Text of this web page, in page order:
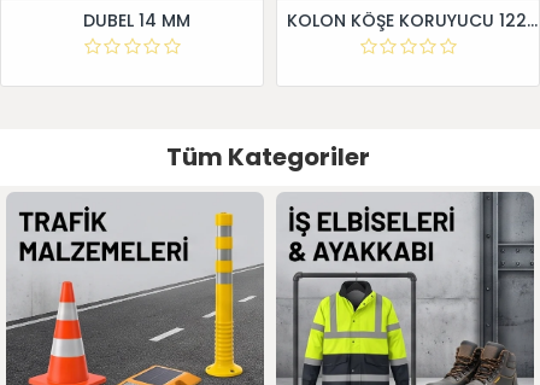
DUBEL 14 MM KOLON KÖŞE KORUYUCU 12295 UB R
Tüm Kategoriler